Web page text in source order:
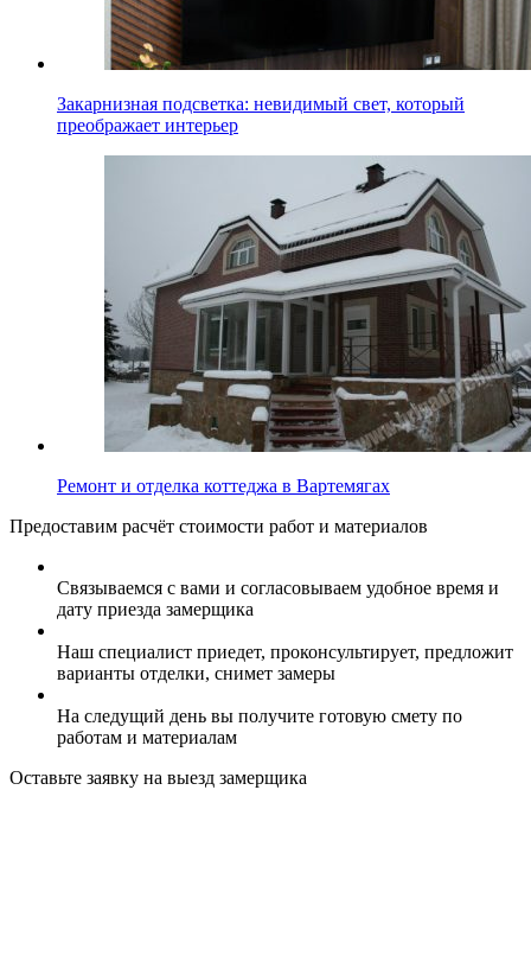
Закарнизная подсветка: невидимый свет, который
преображает интерьер
Ремонт и отделка коттеджа в Вартемягах
Предоставим расчёт стоимости работ и материалов
Связываемся с вами и согласовываем удобное время и
дату приезда замерщика
Наш специалист приедет, проконсультирует, предложит
варианты отделки, снимет замеры
На следущий день вы получите готовую смету по
работам и материалам
Оставьте заявку на выезд замерщика